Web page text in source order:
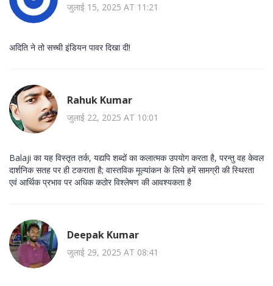
जुलाई 15, 2025 AT 11:21
अदिति ने तो सच्ची इंडियन पावर दिखा दी!
Rahuk Kumar
जुलाई 22, 2025 AT 10:01
Balaji का यह विस्तृत तर्क, यद्यपि शब्दों का कलात्मक उपयोग करता है, परन्तु वह केवल
दार्शनिक सतह पर ही टकराता है; वास्तविक मूल्यांकन के लिये हमें सामग्री की स्थिरता
एवं आर्थिक प्रभाव पर अधिक कठोर विश्लेषण की आवश्यकता है
Deepak Kumar
जुलाई 29, 2025 AT 08:41